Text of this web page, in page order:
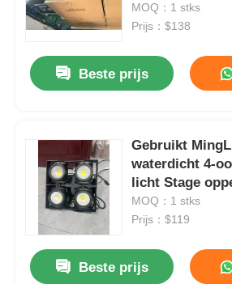
MOQ：1 stks
Prijs：$138
Beste prijs
Gebruikt
waterdicht 4-
licht Stage
MOQ：1 stks
Prijs：$119
Beste prijs